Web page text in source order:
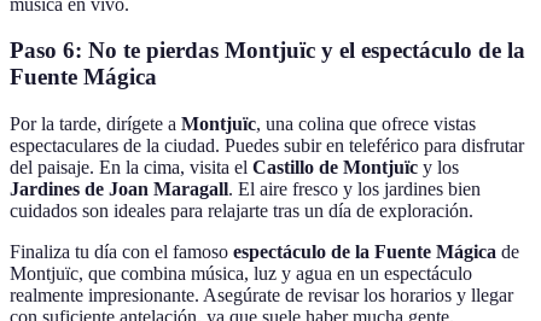
Paso 6: No te pierdas Montjuïc y el espectáculo de la
Fuente Mágica
Por la tarde, dirígete a Montjuïc, una colina que ofrece vistas
espectaculares de la ciudad. Puedes subir en teleférico para disfrutar
del paisaje. En la cima, visita el Castillo de Montjuïc y los
Jardines de Joan Maragall. El aire fresco y los jardines bien
cuidados son ideales para relajarte tras un día de exploración.
Finaliza tu día con el famoso espectáculo de la Fuente Mágica de
Montjuïc, que combina música, luz y agua en un espectáculo
realmente impresionante. Asegúrate de revisar los horarios y llegar
con suficiente antelación, ya que suele haber mucha gente.